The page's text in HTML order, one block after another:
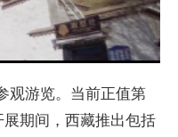
游览。当前正值第
展期间，西藏推出包括